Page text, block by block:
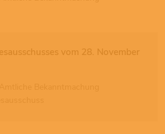
vom 28. November